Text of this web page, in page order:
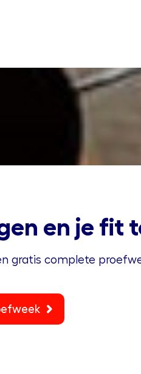
en je fit
gratis complete